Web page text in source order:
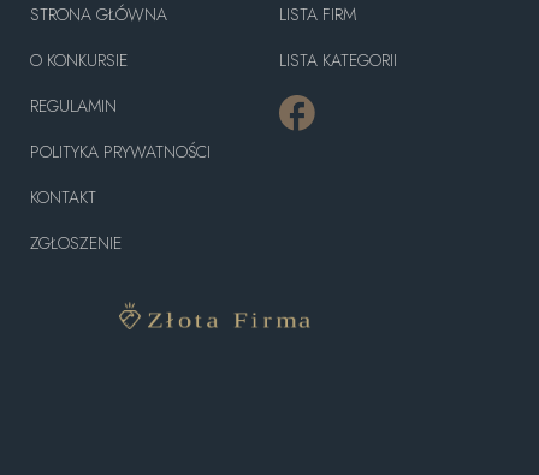
STRONA GŁÓWNA
O KONKURSIE
REGULAMIN
POLITYKA PRYWATNOŚCI
KONTAKT
ZGŁOSZENIE
LISTA FIRM
LISTA KATEGORII